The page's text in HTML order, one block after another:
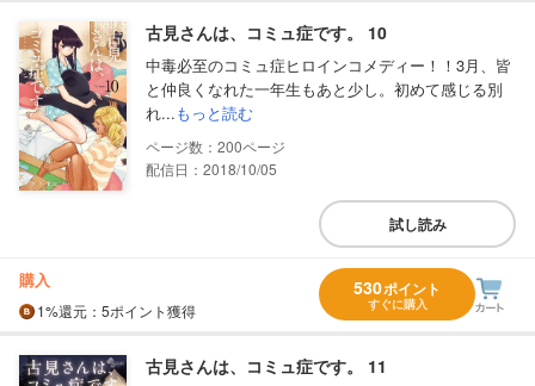
古見さんは、コミュ症です。 10
中毒必至のコミュ症ヒロインコメディー！！3月、皆
と仲良くなれた一年生もあと少し。初めて感じる別
れ...もっと読む
200
配信日：2018/10/05
試し読み
購入
1%還元 ：5ポイント獲得
530ポイント
すぐに購入
古見さんは、コミュ症です。 11